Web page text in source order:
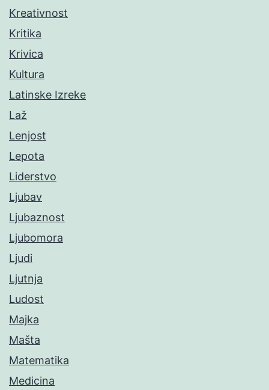
Kreativnost
Kritika
Krivica
Kultura
Latinske Izreke
Laž
Lenjost
Lepota
Liderstvo
Ljubav
Ljubaznost
Ljubomora
Ljudi
Ljutnja
Ludost
Majka
Mašta
Matematika
Medicina